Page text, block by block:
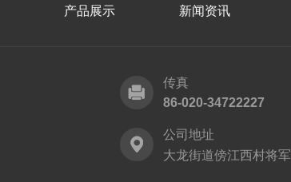
产品展示 新闻资讯
传真
86-020-34722227
公司地址
大龙街道傍江西村将